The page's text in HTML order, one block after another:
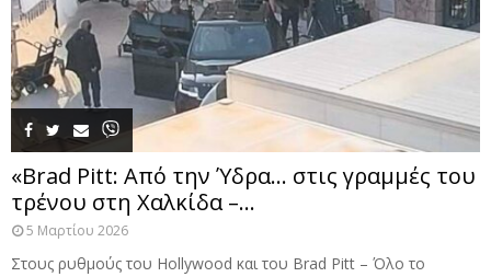
«Brad Pitt: Από την Ύδρα… στις γραμμές του
τρένου στη Χαλκίδα –...
5 Μαρτίου 2026
Στους ρυθμούς του Hollywood και του Brad Pitt – Όλο το